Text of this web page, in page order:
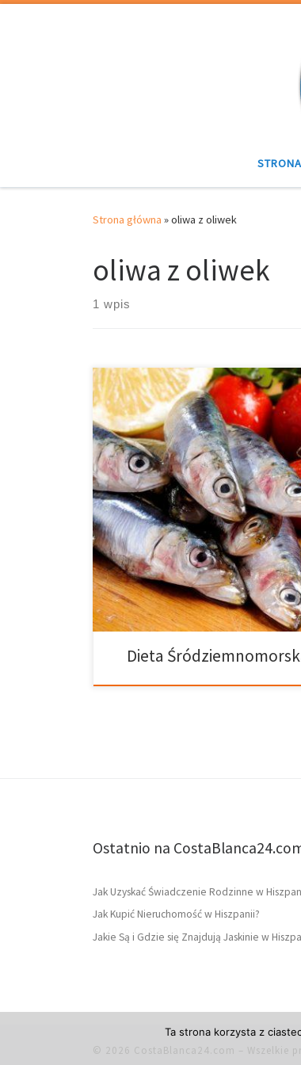
Strona główna »oliwa z oliwek
oliwa z oliwek
1 wpis
Dieta ta została odznaczona w roku 2010
niematerialnego dziedzictwa
więcej niż zdrowa żywność, i została
interakcje społeczne, poszanowanie
tradycje i rzemiosła związane z
są oliwa z oliwek, zboża, owoce,
Dieta
Ostatnio na
Jak Uzyskać Świadczenie Rodzinne w
Jak Kupić Nieruchomość w Hiszpanii?
Jakie Są i Gdzie się Znajdują Jaskinie w
© 2026 CostaBlanca24.com – Wszelkie
Ta strona korzysta z